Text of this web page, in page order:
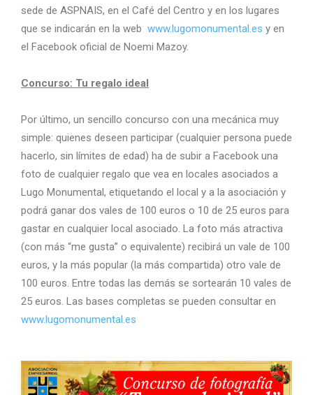
sede de ASPNAIS, en el Café del Centro y en los lugares
que se indicarán en la web www.lugomonumental.es y en
el Facebook oficial de Noemi Mazoy.
Concurso: Tu regalo ideal
Por último, un sencillo concurso con una mecánica muy
simple: quienes deseen participar (cualquier persona puede
hacerlo, sin límites de edad) ha de subir a Facebook una
foto de cualquier regalo que vea en locales asociados a
Lugo Monumental, etiquetando el local y a la asociación y
podrá ganar dos vales de 100 euros o 10 de 25 euros para
gastar en cualquier local asociado. La foto más atractiva
(con más “me gusta” o equivalente) recibirá un vale de 100
euros, y la más popular (la más compartida) otro vale de
100 euros. Entre todas las demás se sortearán 10 vales de
25 euros. Las bases completas se pueden consultar en
www.lugomonumental.es